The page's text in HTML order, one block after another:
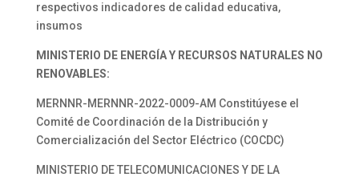
respectivos indicadores de calidad educativa,
insumos
MINISTERIO DE ENERGÍA Y RECURSOS NATURALES NO
RENOVABLES:
MERNNR-MERNNR-2022-0009-AM Constitúyese el
Comité de Coordinación de la Distribución y
Comercialización del Sector Eléctrico (COCDC)
MINISTERIO DE TELECOMUNICACIONES Y DE LA